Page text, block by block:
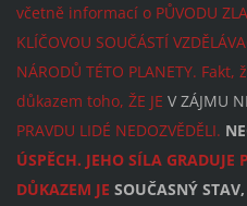
včetně informací o PŮVODU
KLÍČOVOU SOUČÁSTÍ
NÁRODŮ TÉTO PLANETY.
důkazem toho, ŽE JE V ZÁJMU
PRAVDU LIDÉ NEDOZVĚDĚLI.
ÚSPĚCH. JEHO SÍLA GRADUJE
DŮKAZEM JE SOUČASNÝ